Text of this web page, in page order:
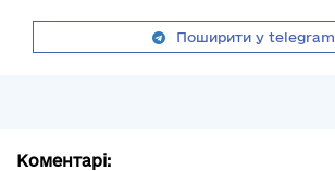
Поширити у telegram
Коментарі: